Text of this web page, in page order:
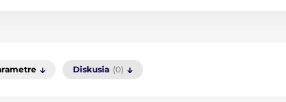
Diskusia (0)